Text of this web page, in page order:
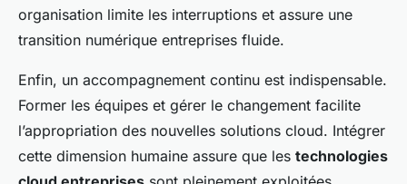
organisation limite les interruptions et assure une
transition numérique entreprises fluide.
Enfin, un accompagnement continu est indispensable.
Former les équipes et gérer le changement facilite
l’appropriation des nouvelles solutions cloud. Intégrer
cette dimension humaine assure que les technologies